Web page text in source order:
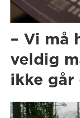
– Vi må
veldig
ikke går